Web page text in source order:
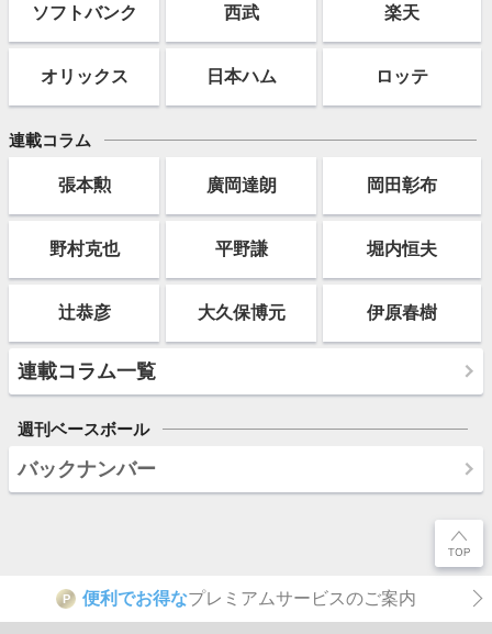
ソフト バンク 西武 楽天
オリックス 日本ハム ロッテ
連載コラム
張本勲 廣岡達朗 岡田彰布
野村克也 平野謙 堀内恒夫
辻恭彦 大久保博元 伊原春樹
連載コラム一覧
週刊ベースボール
バックナンバー
P 便利でお得なプレミアムサービスのご案内